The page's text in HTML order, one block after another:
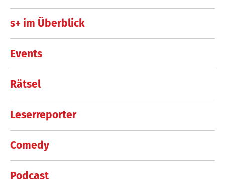
s+ im Überblick
Events
Rätsel
Leserreporter
Comedy
Podcast